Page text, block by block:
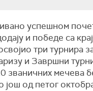
успешном
и победе са
три турнира
и Завршни
званичних мечева
још од петог